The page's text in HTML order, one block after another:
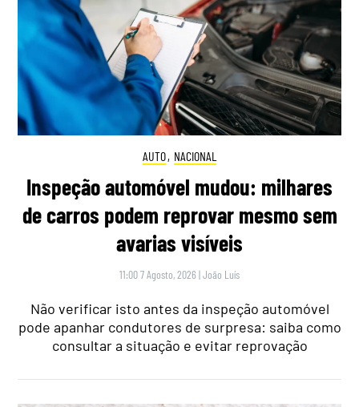
AUTO, NACIONAL
Inspeção automóvel mudou: milhares
de carros podem reprovar mesmo sem
avarias visíveis
11:00 7 Agosto, 2026 |João Luís
Não verificar isto antes da inspeção automóvel
pode apanhar condutores de surpresa: saiba como
consultar a situação e evitar reprovação